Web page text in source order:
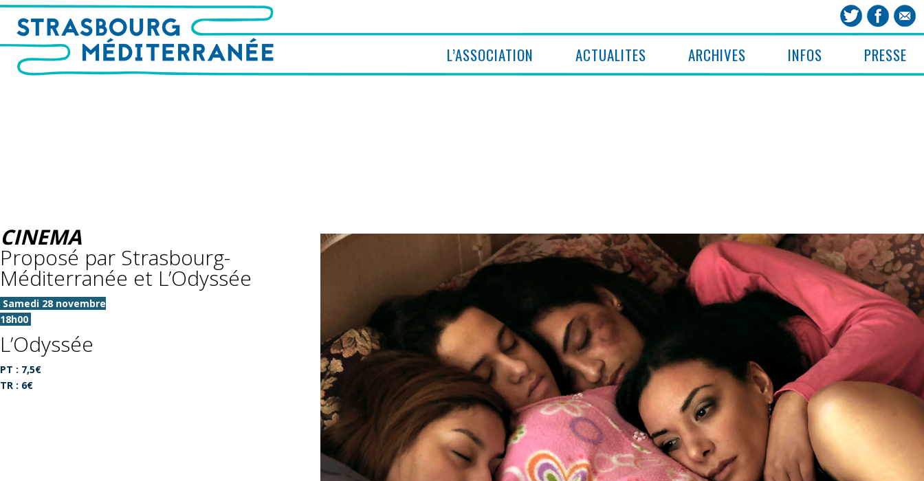
L’ASSOCIATION ACTUALITES ARCHIVES INFOS PRESSE
CINEMA
Proposé par Strasbourg-
Méditerranée et L’Odyssée
Samedi 28 novembre
18h00
L’Odyssée
PT : 7,5€
TR : 6€